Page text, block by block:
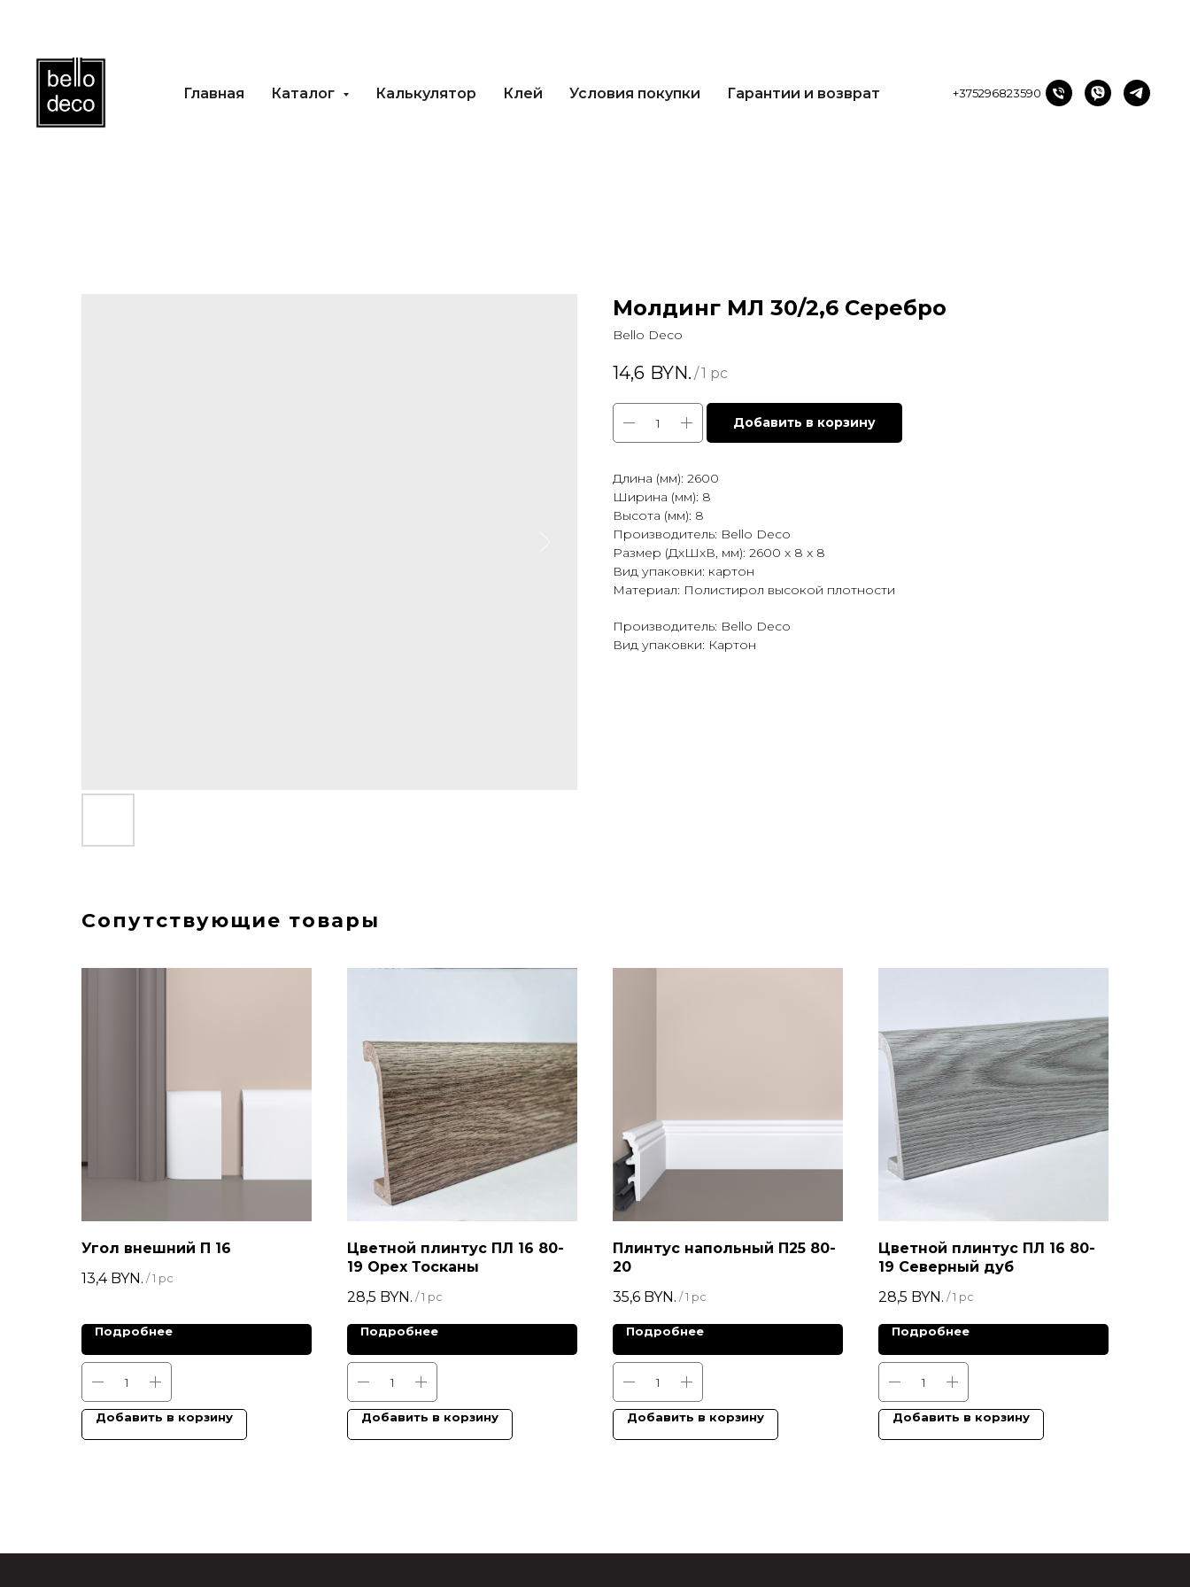
Главная Каталог Калькулятор Клей Условия покупки Гарантии и возврат +375296823590
Молдинг МЛ 30/2,6 Серебро
Bello Deco
14,6 BYN. /1 pc
Добавить в корзину
Длина (мм): 2600
Ширина (мм): 8
Высота (мм): 8
Производитель: Bello Deco
Размер (ДхШхВ, мм): 2600 x 8 x 8
Вид упаковки: картон
Материал: Полистирол высокой плотности
Производитель: Bello Deco
Вид упаковки: Картон
Сопутствующие товары
Угол внешний П 16
13,4 BYN. / 1 pc
Подробнее
Добавить в корзину
Цветной плинтус ПЛ 16 80-
19 Орех Тосканы
28,5 BYN. / 1 pc
Подробнее
Добавить в корзину
Плинтус напольный П25 80-
20
35,6 BYN. / 1 pc
Подробнее
Добавить в корзину
Цветной плинтус ПЛ 16 80-
19 Северный дуб
28,5 BYN. / 1 pc
Подробнее
Добавить в корзину